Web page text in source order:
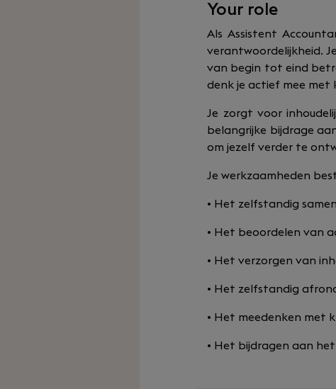
Your role
Als Assistent
verantwoordelijkheid.
van begin tot eind
denk je actief mee met
Je zorgt voor
belangrijke bijdrage
om jezelf verder te
Je werkzaamheden
• Het zelfstandig
• Het beoordelen van
• Het verzorgen van
• Het zelfstandig
• Het meedenken met
• Het bijdragen aan